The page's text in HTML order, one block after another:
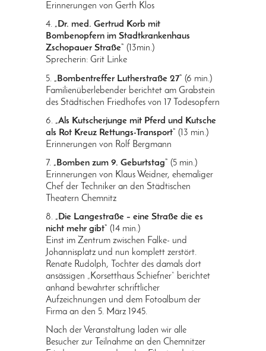
Erinnerungen von Gerth Klos
4.„Dr. med. Gertrud Korb mit
Bombenopfern im Stadtkrankenhaus
Zschopauer Straße“ (13min.)
Sprecherin: Grit Linke
5. „Bombentreffer Lutherstraße 27“ (6 min.)
Familienüberlebender berichtet am Grabstein
des Städtischen Friedhofes von 17 Todesopfern
6. „Als Kutscherjunge mit Pferd und Kutsche
als Rot Kreuz Rettungs-Transport“ (13 min.)
Erinnerungen von Rolf Bergmann
7. „Bomben zum 9. Geburtstag“ (5 min.)
Erinnerungen von Klaus Weidner, ehemaliger
Chef der Techniker an den Städtischen
Theatern Chemnitz
8.„Die Langestraße – eine Straße die es
nicht mehr gibt“ (14 min.)
Einst im Zentrum zwischen Falke- und
Johannisplatz und nun komplett zerstört.
Renate Rudolph, Tochter des damals dort
ansässigen „Korsetthaus Schiefner“ berichtet
anhand bewahrter schriftlicher
Aufzeichnungen und dem Fotoalbum der
Firma an den 5. März 1945.
Nach der Veranstaltung laden wir alle
Besucher zur Teilnahme an den Chemnitzer